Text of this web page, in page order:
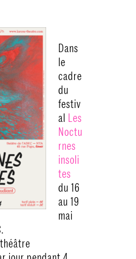
Dans
le
cadre
du
festiv
al Les
Noctu
rnes
insoli
tes
du 16
au 19
mai